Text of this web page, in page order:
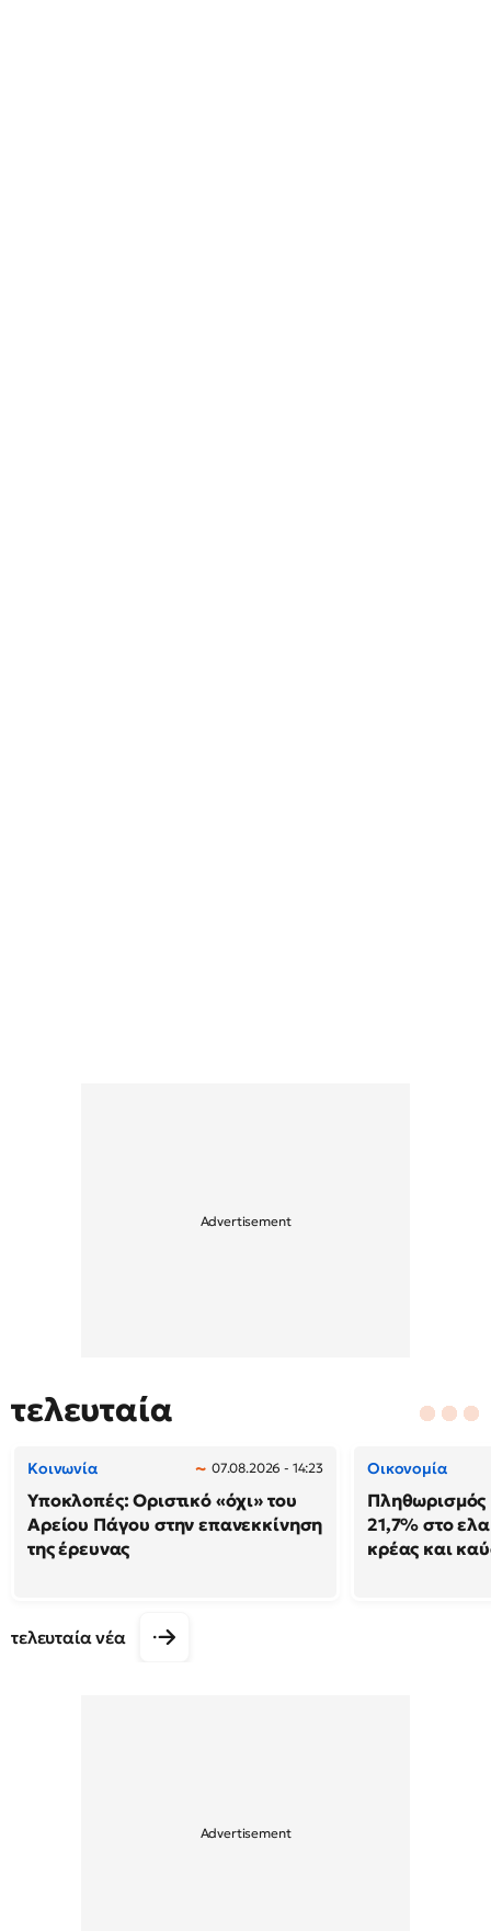
τελευταία
Κοινωνία 07.08.2026 - 14:23
Υποκλοπές: Οριστικό «όχι» του
Αρείου Πάγου στην επανεκκίνηση
της έρευνας
Οικονομία
Πληθωρισμός
21,7% στο
κρέας και
τελευταία νέα